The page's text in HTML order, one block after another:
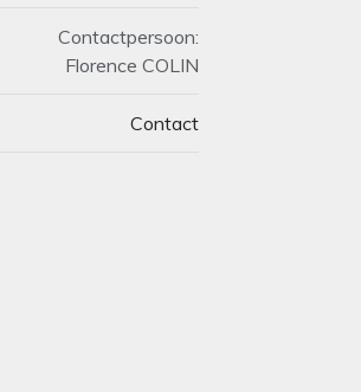
Contactpersoon:
Florence COLIN
Contact